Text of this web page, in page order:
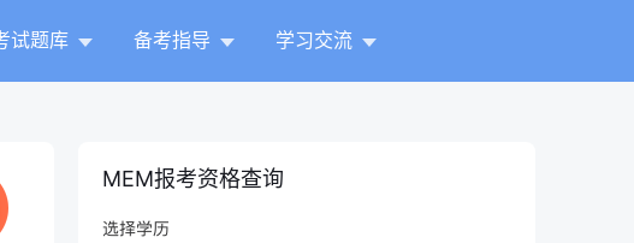
试题库 备考指导 学习交流
MEM报考资格查询